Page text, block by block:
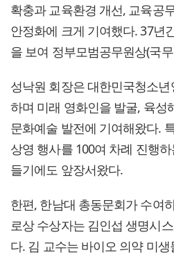
확충과 교육환경 개선, 교육공
안정화에 크게 기여했다. 37년
을 보여 정부모범공무원상(국
성낙원 회장은 대한민국청소
하며 미래 영화인을 발굴, 육성
문화예술 발전에 기여해왔다.
상영 행사를 100여 차례 진행
들기에도 앞장서왔다.
한편, 한남대 총동문회가 수여
로상 수상자는 김인섭 생명시
다. 김 교수는 바이오 의약 미